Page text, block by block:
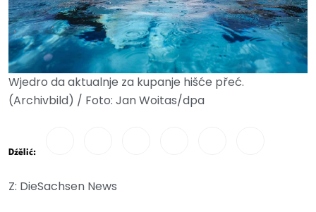
Wjedro da aktualnje za kupanje hišće přeć.
(Archivbild) / Foto: Jan Woitas/dpa
Dźělić:
Z: DieSachsen News